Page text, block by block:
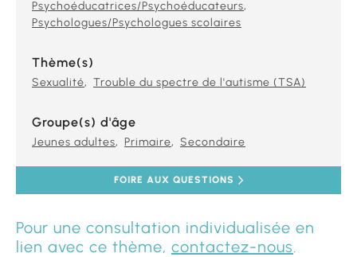
Psychoéducatrices/Psychoéducateurs
Psychologues/Psychologues scolaires
Thème(s)
Sexualité Trouble du spectre de l'autisme (TSA)
Groupe(s) d'âge
Jeunes adultes Primaire Secondaire
FOIRE AUX QUESTIONS
Pour une consultation individualisée en
lien avec ce thème, contactez-nous.